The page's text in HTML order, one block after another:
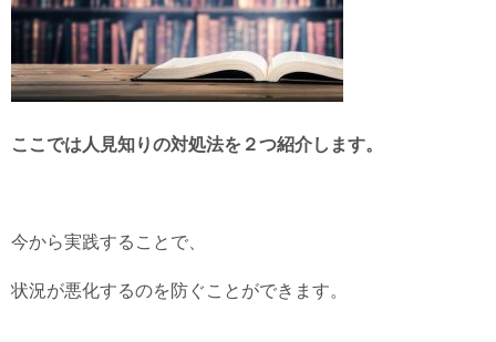
ここでは人見知りの対処法を２つ紹介します。
今から実践することで、
状況が悪化するのを防ぐことができます。